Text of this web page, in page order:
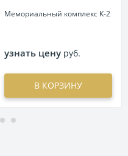
Мемориальный комплекс К-2
узнать цену руб.
В КОРЗИНУ